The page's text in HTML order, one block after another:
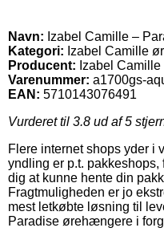
Navn: Izabel Camille –
Kategori: Izabel Camille
Producent: Izabel Camille
Varenummer: a1700gs-
EAN: 5710143076491
Vurderet til 3.8 ud af 5
Flere internet shops yder i
yndling er p.t.
dig at kunne hente din
Fragtmuligheden er jo
mest letkøbte løsning til
Paradise ørehængere i